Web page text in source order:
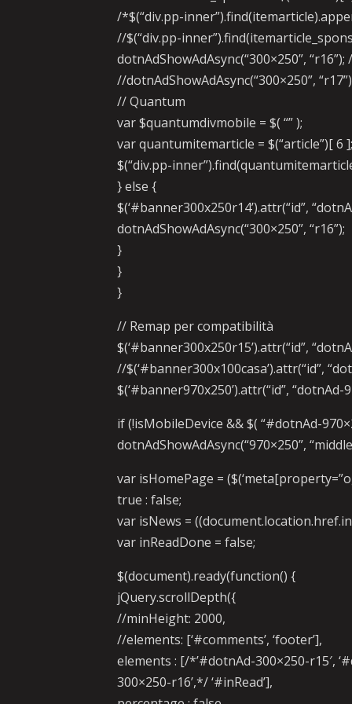
/*$(“div.pp-
//$(“div.pp-
dotnAdShowAdAsync(“300×250”,
//dotnAdShowAdAsync(“300×250”,
// Quantum
var $quantumdivmobile = $( “” );
var quantumitemarticle = $(“article”)[ 6
$(“div.pp-
} else {
$(‘#banner300x250r14’).attr(“id”,
dotnAdShowAdAsync(“300×250”, “r16”);
}
}
}
// Remap per compatibilità
$(‘#banner300x250r15’).attr(“id”,
//$(‘#banner300x100casa’).attr(“id”,
$(‘#banner970x250’).attr(“id”, “dotnAd-
if (!isMobileDevice && $( “#dotnAd-
dotnAdShowAdAsync(“970×250”,
var isHomePage =
true : false;
var isNews =
var inReadDone = false;
$(document).ready(function() {
jQuery.scrollDepth({
//minHeight: 2000,
//elements: [‘#comments’, ‘footer’],
elements : [/*’#dotnAd-300×250-r15′,
300×250-r16’,*/ ‘#inRead’],